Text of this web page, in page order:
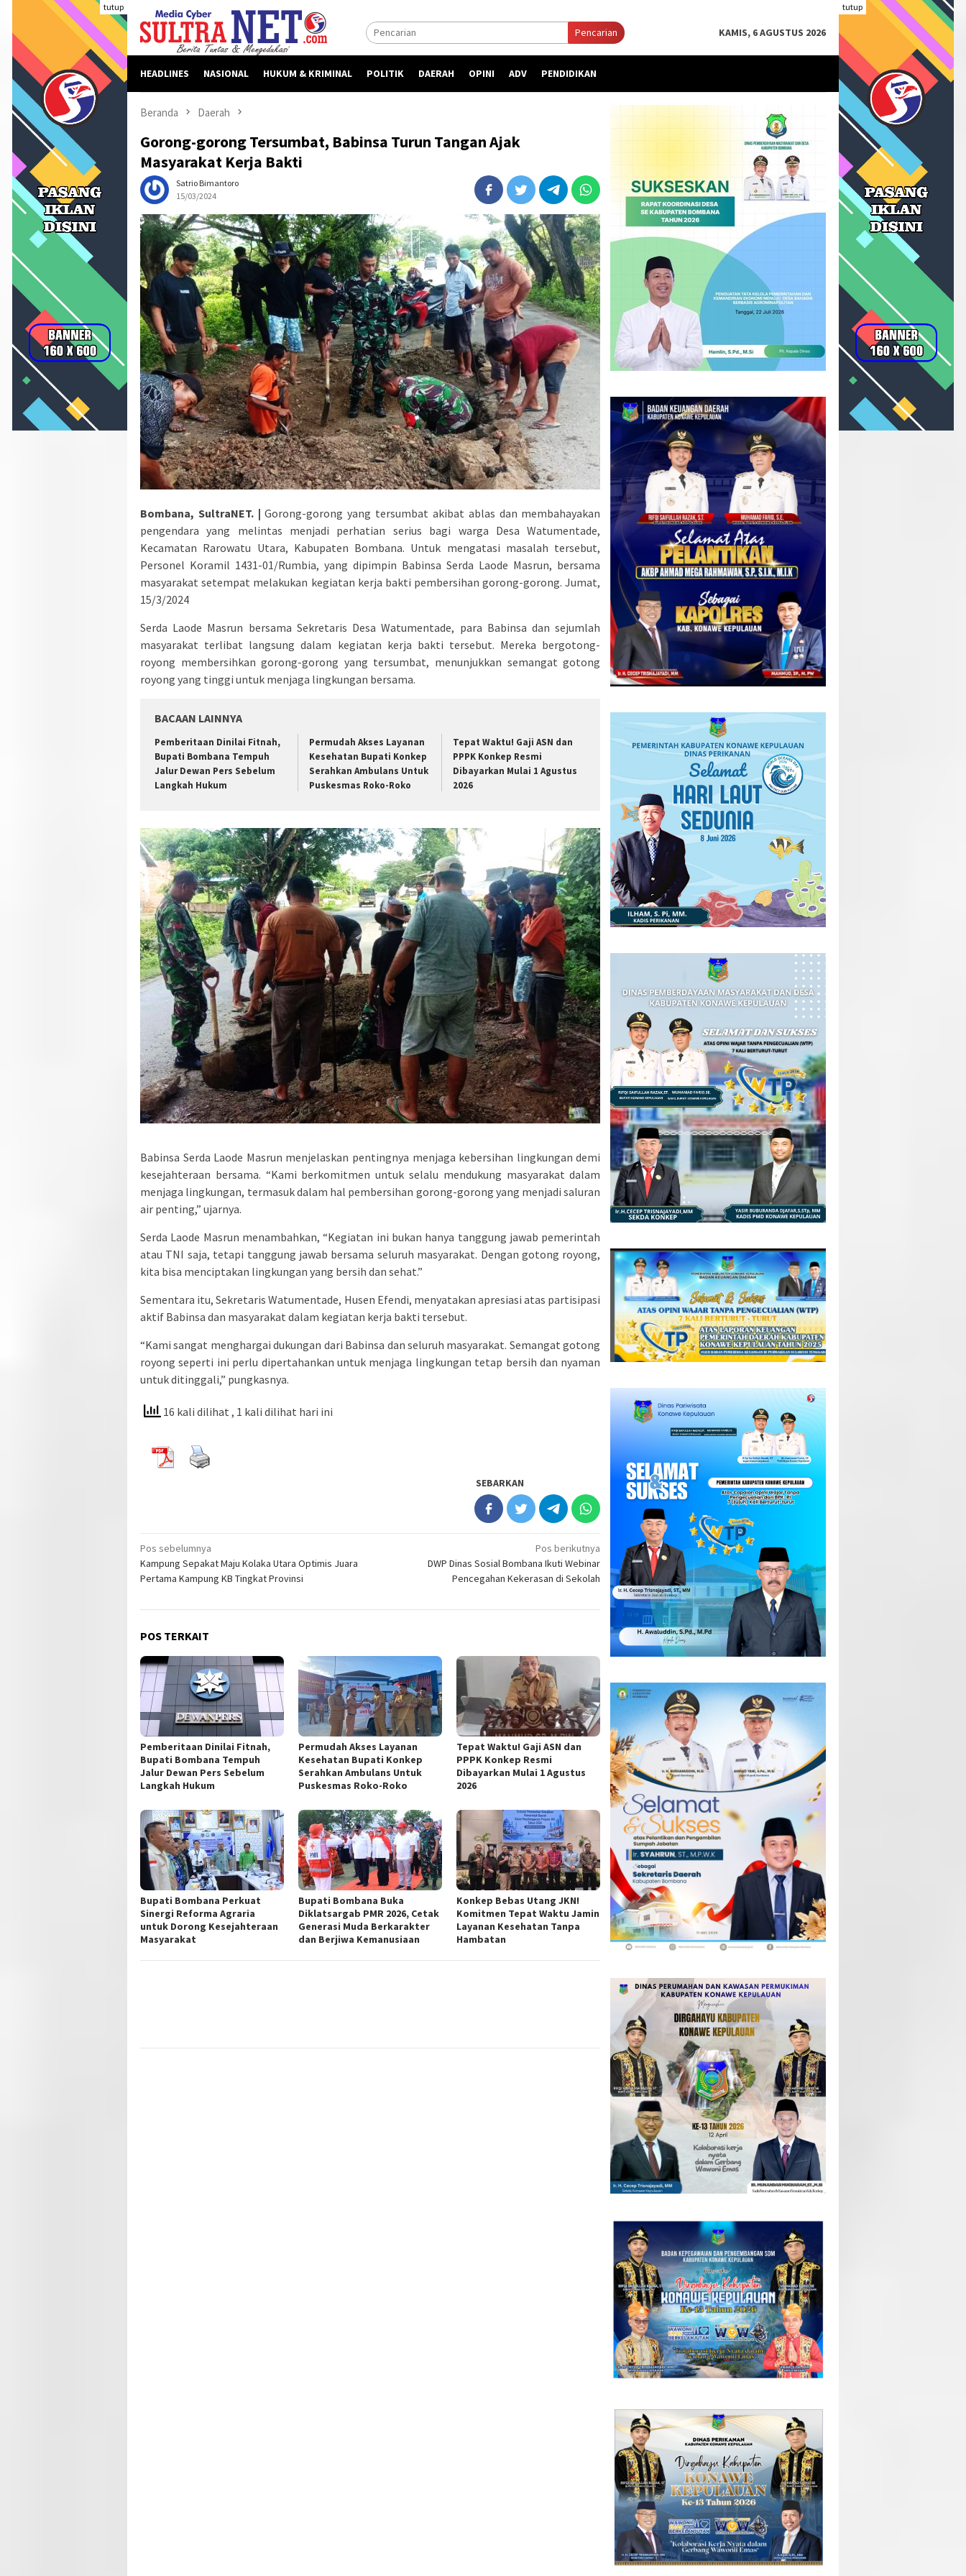
konten
tutup tutup
Pencarian KAMIS, 6 AGUSTUS 2026
HEADLINES NASIONAL HUKUM & KRIMINAL POLITIK DAERAH OPINI ADV PENDIDIKAN
Beranda Daerah
Gorong-gorong Tersumbat, Babinsa Turun Tangan Ajak
Masyarakat Kerja Bakti
Satrio Bimantoro
15/03/2024
Bombana, SultraNET. |Gorong-gorong yang tersumbat akibat ablas dan membahayakan
pengendara yang melintas menjadi perhatian serius bagi warga Desa Watumentade,
Kecamatan Rarowatu Utara, Kabupaten Bombana. Untuk mengatasi masalah tersebut,
Personel Koramil 1431-01/Rumbia, yang dipimpin Babinsa Serda Laode Masrun, bersama
masyarakat setempat melakukan kegiatan kerja bakti pembersihan gorong-gorong. Jumat,
15/3/2024
Serda Laode Masrun bersama Sekretaris Desa Watumentade, para Babinsa dan sejumlah
masyarakat terlibat langsung dalam kegiatan kerja bakti tersebut. Mereka bergotong-
royong membersihkan gorong-gorong yang tersumbat, menunjukkan semangat gotong
royong yang tinggi untuk menjaga lingkungan bersama.
BACAAN LAINNYA
Pemberitaan Dinilai Fitnah,
Bupati Bombana Tempuh
Jalur Dewan Pers Sebelum
Langkah Hukum
Permudah Akses Layanan
Kesehatan Bupati Konkep
Serahkan Ambulans Untuk
Puskesmas Roko-Roko
Tepat Waktu! Gaji ASN dan
PPPK Konkep Resmi
Dibayarkan Mulai 1 Agustus
2026
Babinsa Serda Laode Masrun menjelaskan pentingnya menjaga kebersihan lingkungan demi
kesejahteraan bersama. “Kami berkomitmen untuk selalu mendukung masyarakat dalam
menjaga lingkungan, termasuk dalam hal pembersihan gorong-gorong yang menjadi saluran
air penting,” ujarnya.
Serda Laode Masrun menambahkan, “Kegiatan ini bukan hanya tanggung jawab pemerintah
atau TNI saja, tetapi tanggung jawab bersama seluruh masyarakat. Dengan gotong royong,
kita bisa menciptakan lingkungan yang bersih dan sehat.”
Sementara itu, Sekretaris Watumentade, Husen Efendi, menyatakan apresiasi atas partisipasi
aktif Babinsa dan masyarakat dalam kegiatan kerja bakti tersebut.
“Kami sangat menghargai dukungan dari Babinsa dan seluruh masyarakat. Semangat gotong
royong seperti ini perlu dipertahankan untuk menjaga lingkungan tetap bersih dan nyaman
untuk ditinggali,” pungkasnya.
16 kali dilihat , 1 kali dilihat hari ini
SEBARKAN
Navigasi
pos
Pos sebelumnya
Kampung Sepakat Maju Kolaka Utara Optimis Juara
Pertama Kampung KB Tingkat Provinsi
Pos berikutnya
DWP Dinas Sosial Bombana Ikuti Webinar
Pencegahan Kekerasan di Sekolah
POS TERKAIT
Pemberitaan Dinilai Fitnah,
Bupati Bombana Tempuh
Jalur Dewan Pers Sebelum
Langkah Hukum
Permudah Akses Layanan
Kesehatan Bupati Konkep
Serahkan Ambulans Untuk
Puskesmas Roko-Roko
Tepat Waktu! Gaji ASN dan
PPPK Konkep Resmi
Dibayarkan Mulai 1 Agustus
2026
Bupati Bombana Perkuat
Sinergi Reforma Agraria
untuk Dorong Kesejahteraan
Masyarakat
Bupati Bombana Buka
Diklatsargab PMR 2026, Cetak
Generasi Muda Berkarakter
dan Berjiwa Kemanusiaan
Konkep Bebas Utang JKN!
Komitmen Tepat Waktu Jamin
Layanan Kesehatan Tanpa
Hambatan